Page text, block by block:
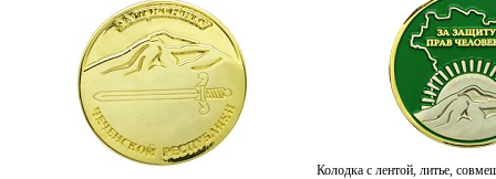
Колодка с лентой, литье,